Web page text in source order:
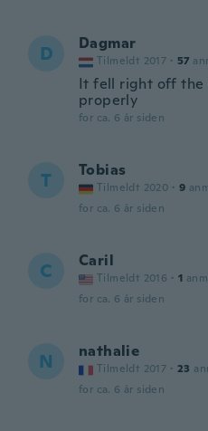
D Dagmar
Tilmeldt 2017 · 57
It fell right off the
properly
for ca. 6 år siden
T Tobias
Tilmeldt 2020 · 9
for ca. 6 år siden
C Caril
Tilmeldt 2016 · 1
for ca. 6 år siden
N nathalie
Tilmeldt 2017 · 23
for ca. 6 år siden